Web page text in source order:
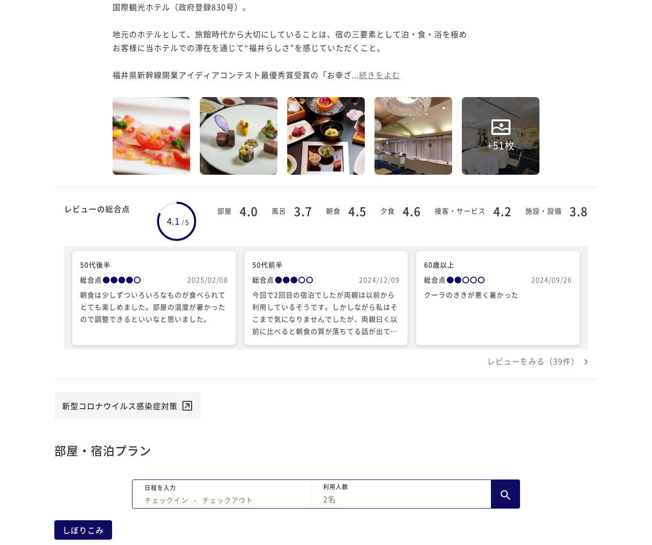
国際観光ホテル（政府登録830号）。
地元のホテルとして、旅館時代から大切にしていることは、宿の三要素として泊・食・浴を極め
お客様に当ホテルでの滞在を通じて“福井らしさ”を感じていただくこと。
福井県新幹線開業アイディアコンテスト最優秀賞受賞の「お幸ざ...続きをよむ
+51枚
レビューの総合点
4.1 /5
部屋 4.0 風呂 3.7 朝食 4.5 夕食 4.6 接客・サービス 4.2 施設・設備 3.8
50代後半
総合点
2025/02/08
朝食は少しずついろいろなものが食べられて
とても楽しめました。部屋の温度が暑かった
ので調整できるといいなと思いました。
50代前半
総合点
2024/12/09
今回で2回目の宿泊でしたが両親は以前から
利用しているそうです。しかしながら私はそ
こまで気になりませんでしたが、両親曰く以
前に比べると朝食の質が落ちてる話が出てい
ました。
60歳以上
総合点
2024/09/26
クーラのききが悪く暑かった
レビューをみる（39件）
新型コロナウイルス感染症対策
部屋・宿泊プラン
日程を入力
チェックイン − チェックアウト
利用人数
2名
しぼりこみ